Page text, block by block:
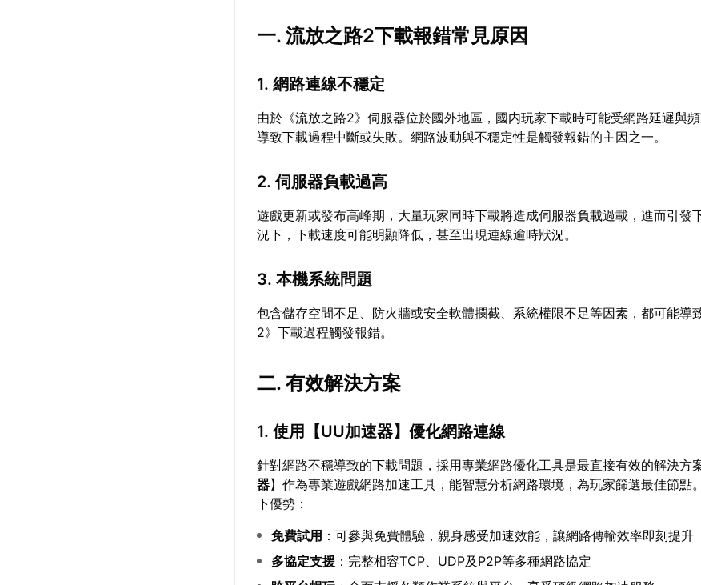
一. 流放之路2下載報錯常見原因
1. 網路連線不穩定
由於《流放之路2》伺服器位於國外地區，國内玩家下載時可能受網路延遲與頻
導致下載過程中斷或失敗。網路波動與不穩定性是觸發報錯的主因之一。
2. 伺服器負載過高
遊戲更新或發布高峰期，大量玩家同時下載將造成伺服器負載過載，進而引發
況下，下載速度可能明顯降低，甚至出現連線逾時狀況。
3. 本機系統問題
包含儲存空間不足、防火牆或安全軟體攔截、系統權限不足等因素，都可能導
2》下載過程觸發報錯。
二. 有效解決方案
1. 使用【UU加速器】優化網路連線
針對網路不穩導致的下載問題，採用專業網路優化工具是最直接有效的解決方
器】作為專業遊戲網路加速工具，能智慧分析網路環境，為玩家篩選最佳節點
下優勢：
免費試用 ：可參與免費體驗，親身感受加速效能，讓網路傳輸效率即刻提升
多協定支援 ：完整相容TCP、UDP及P2P等多種網路協定